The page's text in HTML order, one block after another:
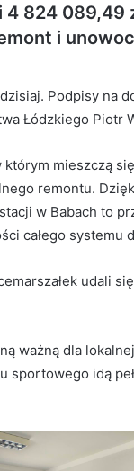
4 824 089,49
i
Podpisy na
Łódzkiego Piotr
mieszczą
remontu.
w Babach to
całego systemu
udali
ważną dla
sportowego idą